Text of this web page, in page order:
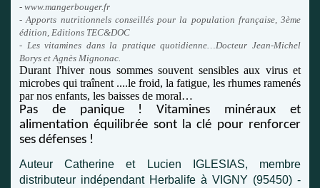
- www.mangerbouger.fr
- Apports nutritionnels conseillés pour la population française, 3ème
édition, Editions TEC&DOC
- Les vitamines dans la pratique quotidienne…Docteur Jean-Michel
Borys et Agnès Mignonac.
Durant l'hiver nous sommes souvent sensibles aux virus et
microbes qui traînent ....le froid, la fatigue, les rhumes ramenés
par nos enfants, les baisses de moral…
Pas de panique !Vitamines minéraux et
alimentation équilibrée sont la clé pour renforcer
ses défenses !
Auteur Catherine et Lucien IGLESIAS, membre
distributeur indépendant Herbalife à VIGNY (95450) -